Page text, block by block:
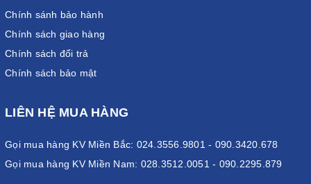
Chính sánh bảo hành
Chính sách giao hàng
Chính sách đổi trả
Chính sách bảo mật
LIÊN HỆ MUA HÀNG
Gọi mua hàng KV Miền Bắc: 024.3556.9801 - 090.3420.678
Gọi mua hàng KV Miền Nam: 028.3512.0051 - 090.2295.879